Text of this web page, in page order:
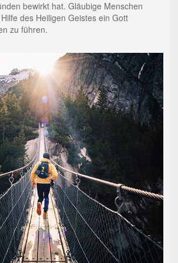
bewirkt hat. Gläubige Menschen
des Heiligen Geistes ein Gott
zu führen.